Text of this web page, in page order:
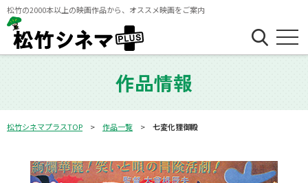
松竹の2000本以上の映画作品から、オススメ映画をご案内
作品情報
松竹シネマプラスTOP 作品一覧 七変化狸御殿